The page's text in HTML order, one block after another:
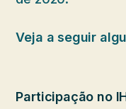
Veja a seguir
Participação no